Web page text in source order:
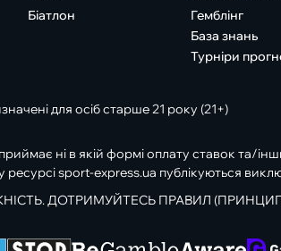
Біатлон
Гемблінг
База знань
Турніри
для осіб старше 21 року (21+)
ні в якій формі оплату ставок та/
sport-express.ua публікуються
ДОТРИМУЙТЕСЬ ПРАВИЛ